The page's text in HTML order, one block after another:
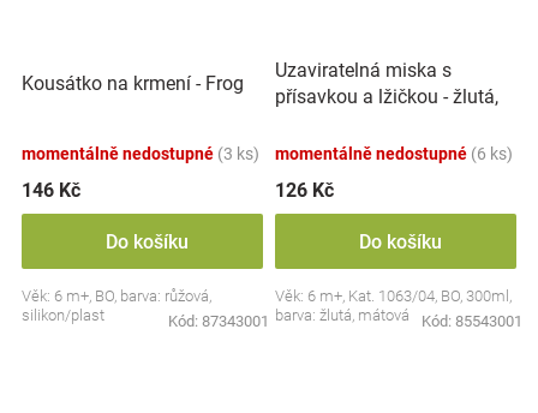
Kousátko na krmení - Frog
momentálně nedostupné (3 ks)
146 Kč
Do košíku
Věk: 6 m+, BO, barva: růžová,
silikon/plast
Kód: 87343001
Uzaviratelná miska s
přísavkou a lžičkou - žlutá,
momentálně nedostupné (6 ks)
126 Kč
Do košíku
Věk: 6 m+, Kat. 1063/04, BO, 300ml,
barva: žlutá, mátová
Kód: 85543001